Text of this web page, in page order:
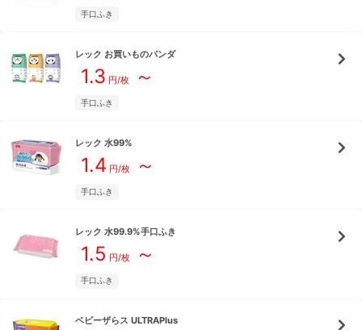
手口ふき
レック お買いものパンダ
1.3 円/枚～
手口ふき
レック 水99%
1.4 円/枚～
手口ふき
レック 水99.9%手口ふき
1.5 円/枚～
手口ふき
ベビーザらス ULTRAPlus